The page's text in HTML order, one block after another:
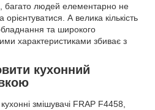
людей елементарно не
орієнтуватися. А велика кількість
та широкого
характеристиками збиває з
кухонний
змішувачі FRAP F4458,